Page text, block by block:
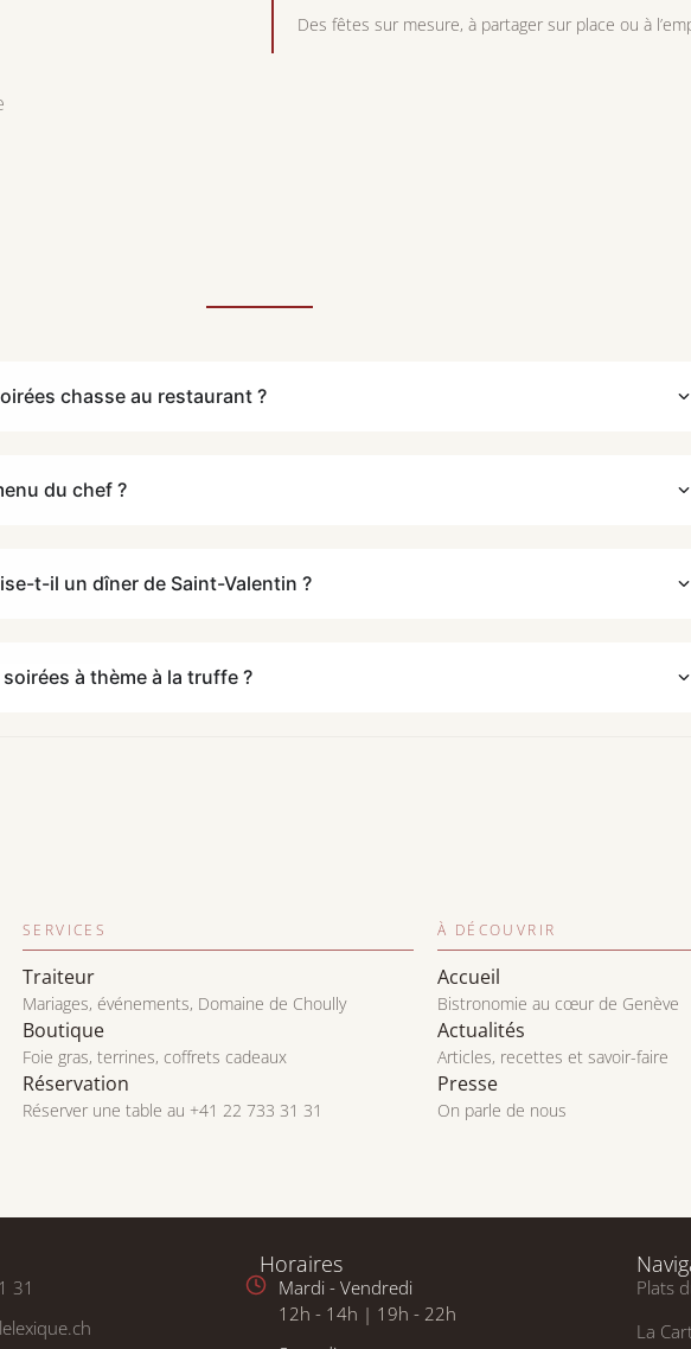
Des fêtes sur mesure, à partager sur place ou à
chasse au restaurant ?
du chef ?
t-il un dîner de Saint-Valentin ?
à thème à la truffe ?
SERVICES
Traiteur
Mariages, événements, Domaine de Choully
Boutique
Foie gras, terrines, coffrets cadeaux
Réservation
Réserver une table au +41 22 733 31 31
À DÉCOUVRIR
Accueil
Bistronomie au cœur de Genève
Actualités
Articles, recettes et savoir-faire
Presse
On parle de nous
31
Horaires
Mardi - Vendredi
12h - 14h | 19h - 22h
Plats
La